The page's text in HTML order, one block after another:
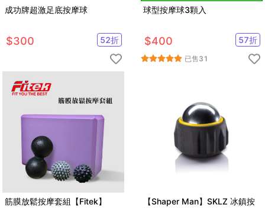
成功牌超激足底按摩球
$300 52折
球型按摩球3顆入
$400 57折
已售31
筋膜放鬆按摩套組【Fitek】
【Shaper Man】SKLZ 冰鎮按